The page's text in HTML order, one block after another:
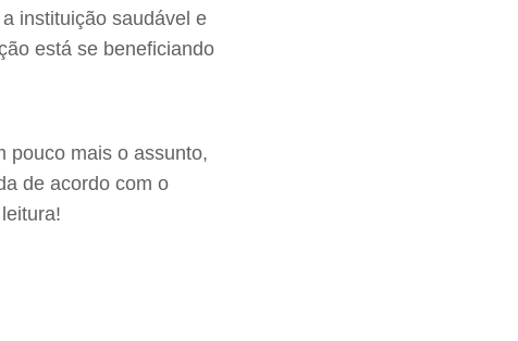
instituição saudável e
está se beneficiando
pouco mais o assunto,
de acordo com o